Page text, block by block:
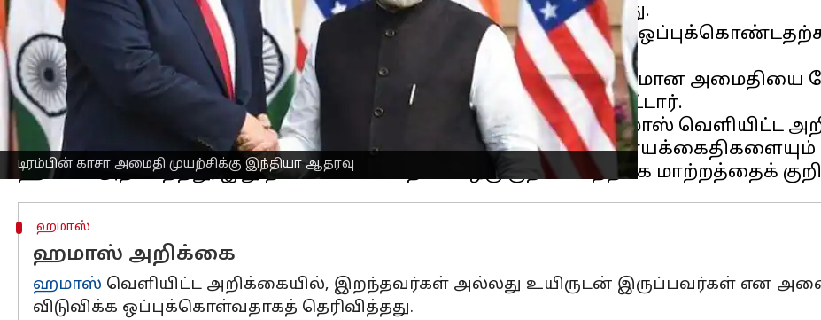
டிரம்பின் காசா அமைதி முயற்சிக்கு இந்தியா ஆதரவு
தலைமைக்கு இந்தியா தனது பலமான ஆதரவைத் தெரிவித்துள்ளது.
ஹமாஸ் அமைப்பானது இஸ்ரேலிய பணயக்கைதிகளை விடுவிக்க
நரேந்திர மோடி சனிக்கிழமை (அக்டோபர் 4) பாராட்டினார்.
அவர் எக்ஸ் தளத்தில் பகிர்ந்த அறிக்கையில், நீடித்த மற்றும் நியாயமான அமைதியை
இந்தியா தொடர்ந்து வலுவான ஆதரவை அளிக்கும் என்று குறிப்பிட்டார்.
இந்தியாவிடம் இருந்து இந்த ஆதரவு, வெள்ளிக்கிழமை அன்று ஹமாஸ் வெளியிட்ட
டிரம்ப் முன்மொழிந்த கட்டமைப்பின் கீழ் அனைத்து இஸ்ரேலிய பணயக்கைதிகளையும்
ஹமாஸ்
ஹமாஸ் அறிக்கை
ஹமாஸ் வெளியிட்ட அறிக்கையில், இறந்தவர்கள் அல்லது உயிருடன் இருப்பவர்கள் என
விடுவிக்க ஒப்புக்கொள்வதாகத் தெரிவித்தது.